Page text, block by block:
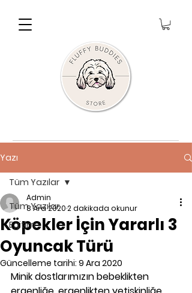
Yazı
Tüm Yazılar
Eğitim
Tüm Yazılar
Köpekler İçin Yararlı 3
Oyuncak Türü
Admin
8 Ara 20202 dakikada okunur
Güncelleme tarihi: 9 Ara 2020
Minik dostlarımızın bebeklikten